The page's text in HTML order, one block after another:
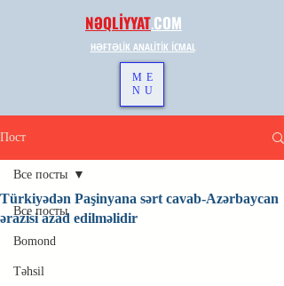
NƏQLİYYAT.COM
HƏFTƏLİK ANALİTİK İCMAL
ME
NU
Пост
Все посты
Bomond
Təhsil
Все посты
Türkiyədən Paşinyana sərt cavab-Azərbaycan
ərazisi azad edilməlidir